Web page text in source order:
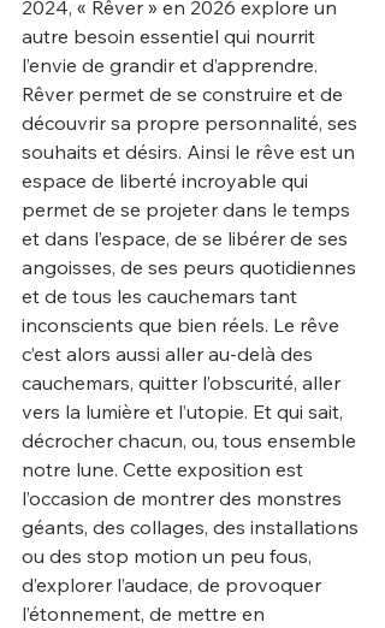
2024, « Rêver » en 2026 explore un
autre besoin essentiel qui nourrit
l’envie de grandir et d’apprendre.
Rêver permet de se construire et de
découvrir sa propre personnalité, ses
souhaits et désirs. Ainsi le rêve est un
espace de liberté incroyable qui
permet de se projeter dans le temps
et dans l’espace, de se libérer de ses
angoisses, de ses peurs quotidiennes
et de tous les cauchemars tant
inconscients que bien réels. Le rêve
c’est alors aussi aller au-delà des
cauchemars, quitter l’obscurité, aller
vers la lumière et l’utopie. Et qui sait,
décrocher chacun, ou, tous ensemble
notre lune. Cette exposition est
l’occasion de montrer des monstres
géants, des collages, des installations
ou des stop motion un peu fous,
d’explorer l’audace, de provoquer
l’étonnement, de mettre en